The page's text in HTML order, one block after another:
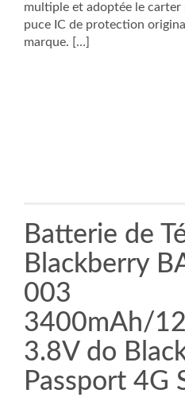
multiple et adoptée le
puce IC de protection
marque. […]
Batterie de
Blackberry
003
3400mAh/
3.8V do
Passport 4G